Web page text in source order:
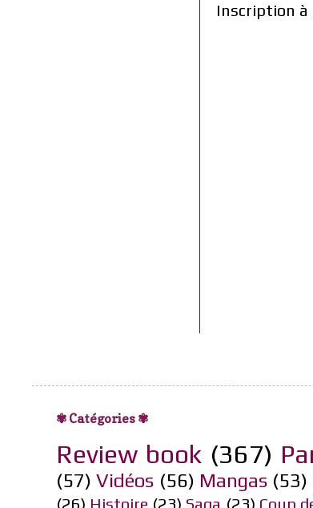
Inscription à
✾ Catégories ✾
Review book (367)
(57) Vidéos (56) Mangas (53)
(26) Histoire (23) Saga (23) Coup